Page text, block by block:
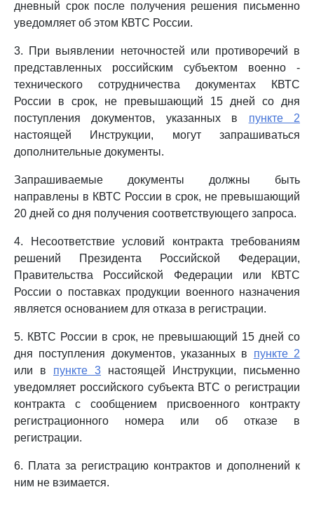
дневный срок после получения решения письменно
уведомляет об этом КВТС России.
3. При выявлении неточностей или противоречий в
представленных российским субъектом военно -
технического сотрудничества документах КВТС
России в срок, не превышающий 15 дней со дня
поступления документов, указанных в пункте 2
настоящей Инструкции, могут запрашиваться
дополнительные документы.
Запрашиваемые документы должны быть
направлены в КВТС России в срок, не превышающий
20 дней со дня получения соответствующего запроса.
4. Несоответствие условий контракта требованиям
решений Президента Российской Федерации,
Правительства Российской Федерации или КВТС
России о поставках продукции военного назначения
является основанием для отказа в регистрации.
5. КВТС России в срок, не превышающий 15 дней со
дня поступления документов, указанных в пункте 2
или в пункте 3 настоящей Инструкции, письменно
уведомляет российского субъекта ВТС о регистрации
контракта с сообщением присвоенного контракту
регистрационного номера или об отказе в
регистрации.
6. Плата за регистрацию контрактов и дополнений к
ним не взимается.